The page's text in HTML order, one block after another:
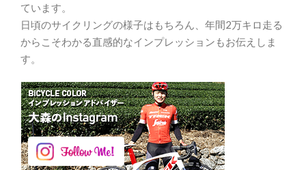
ています。
日頃のサイクリングの様子はもちろん、年間2万キロ走る
からこそわかる直感的なインプレッションもお伝えしま
す。